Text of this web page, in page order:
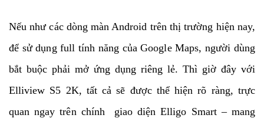
Nếu như các dòng màn Android trên thị trường hiện nay,
để sử dụng full tính năng của Google Maps, người dùng
bắt buộc phải mở ứng dụng riêng lẻ. Thì giờ đây với
Elliview S5 2K, tất cả sẽ được thể hiện rõ ràng, trực
quan ngay trên chính giao diện Elligo Smart – mang